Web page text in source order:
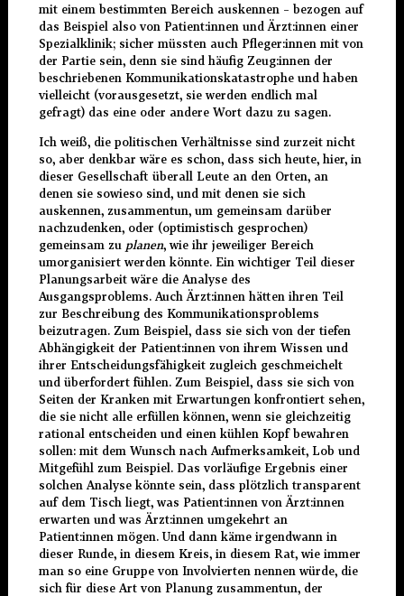
mit einem bestimmten Bereich auskennen – bezogen auf
das Beispiel also von Patient:innen und Ärzt:innen einer
Spezialklinik; sicher müssten auch Pfleger:innen mit von
der Partie sein, denn sie sind häufig Zeug:innen der
beschriebenen Kommunikationskatastrophe und haben
vielleicht (vorausgesetzt, sie werden endlich mal
gefragt) das eine oder andere Wort dazu zu sagen.
Ich weiß, die politischen Verhältnisse sind zurzeit nicht
so, aber denkbar wäre es schon, dass sich heute, hier, in
dieser Gesellschaft überall Leute an den Orten, an
denen sie sowieso sind, und mit denen sie sich
auskennen, zusammentun, um gemeinsam darüber
nachzudenken, oder (optimistisch gesprochen)
gemeinsam zu planen, wie ihr jeweiliger Bereich
umorganisiert werden könnte. Ein wichtiger Teil dieser
Planungsarbeit wäre die Analyse des
Ausgangsproblems. Auch Ärzt:innen hätten ihren Teil
zur Beschreibung des Kommunikationsproblems
beizutragen. Zum Beispiel, dass sie sich von der tiefen
Abhängigkeit der Patient:innen von ihrem Wissen und
ihrer Entscheidungsfähigkeit zugleich geschmeichelt
und überfordert fühlen. Zum Beispiel, dass sie sich von
Seiten der Kranken mit Erwartungen konfrontiert sehen,
die sie nicht alle erfüllen können, wenn sie gleichzeitig
rational entscheiden und einen kühlen Kopf bewahren
sollen: mit dem Wunsch nach Aufmerksamkeit, Lob und
Mitgefühl zum Beispiel. Das vorläufige Ergebnis einer
solchen Analyse könnte sein, dass plötzlich transparent
auf dem Tisch liegt, was Patient:innen von Ärzt:innen
erwarten und was Ärzt:innen umgekehrt an
Patient:innen mögen. Und dann käme irgendwann in
dieser Runde, in diesem Kreis, in diesem Rat, wie immer
man so eine Gruppe von Involvierten nennen würde, die
sich für diese Art von Planung zusammentun, der